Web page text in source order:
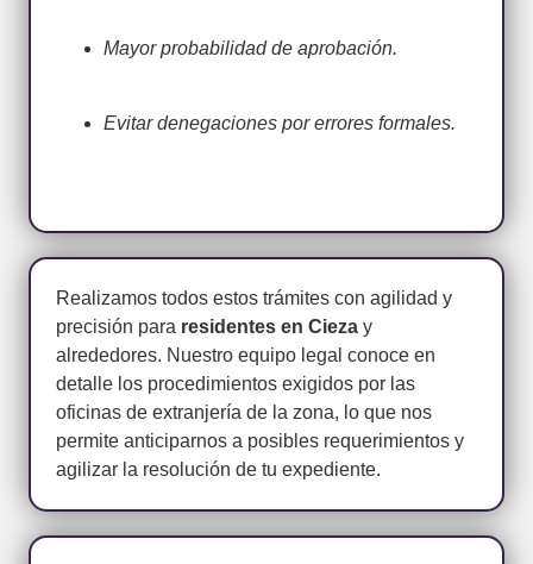
Mayor probabilidad de aprobación.
Evitar denegaciones por errores formales.
Realizamos todos estos trámites con agilidad y
precisión para residentes en Cieza y
alrededores. Nuestro equipo legal conoce en
detalle los procedimientos exigidos por las
oficinas de extranjería de la zona, lo que nos
permite anticiparnos a posibles requerimientos y
agilizar la resolución de tu expediente.